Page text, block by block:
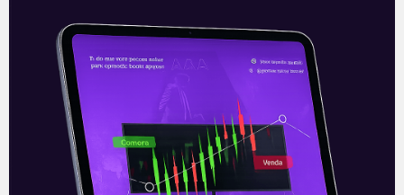
JBS (JBSS3) na aquicultura
A JBS (JBSS3) divulgou através de Fato
Relevante na sexta-feira (06) que